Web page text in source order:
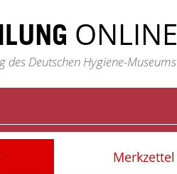
ONLINE
des Deutschen Hygiene-Museums
Merkzettel